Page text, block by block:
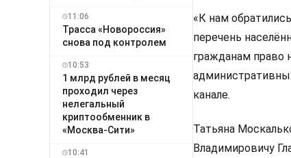
11:06
Трасса «Новороссия»
снова под контролем
10:53
1 млрд рублей в месяц
проходил через
нелегальный
криптообменник в
«Москва-Сити»
10:41
«К нам
перечень
гражданам право
канале.
Татьяна
Владимировичу